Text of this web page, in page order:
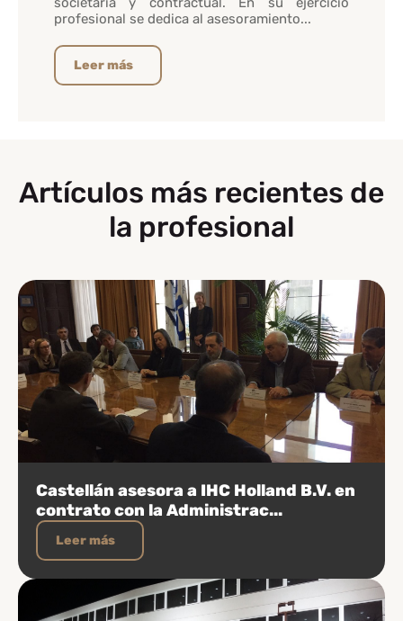
profesional se dedica al asesoramiento...
Leer más
Artículos más recientes de
la profesional
Castellán asesora a IHC Holland B.V. en
contrato con la Administrac...
Leer más